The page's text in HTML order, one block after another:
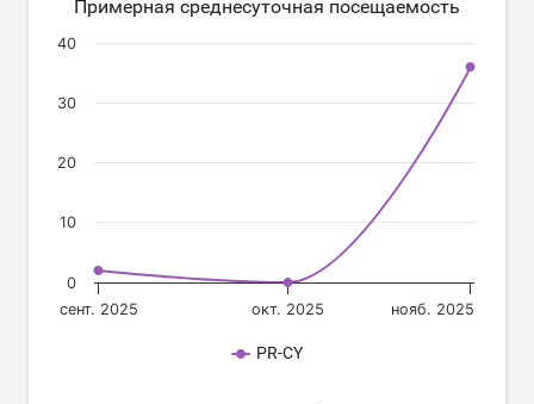
Примерная среднесуточная посещаемость
PR-CY
сент. 2025 окт. 2025 нояб. 2025
0
10
20
30
40